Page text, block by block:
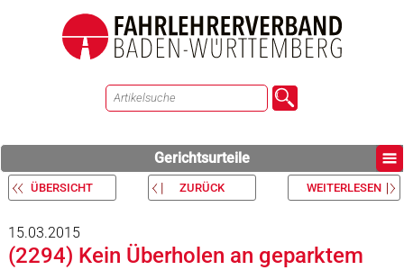
Gerichtsurteile
ÜBERSICHT ZURÜCK WEITERLESEN
15.03.2015
(2294) Kein Überholen an geparktem